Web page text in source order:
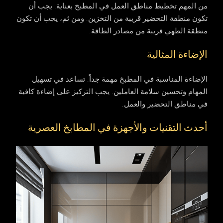
من المهم تخطيط مناطق العمل في المطبخ بعناية. يجب أن
تكون منطقة التحضير قريبة من التخزين. ومن ثم، يجب أن تكون
منطقة الطهي قريبة من مصادر الطاقة.
الإضاءة المثالية
الإضاءة المناسبة في المطبخ مهمة جداً. تساعد في تسهيل
المهام وتحسين سلامة العاملين. يجب التركيز على إضاءة كافية
في مناطق التحضير والعمل.
أحدث التقنيات والأجهزة في المطابخ العصرية